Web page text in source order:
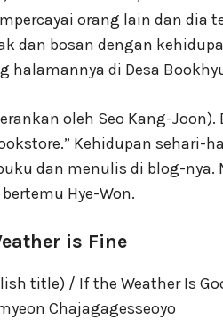
orang lain dan dia
dan bosan dengan
di Desa
oleh Seo Kang-
Kehidupan sehari-
dan menulis di blog-nya.
Hye-Won.
is Fine
title) / If the Weather Is
Chajagagesseoyo